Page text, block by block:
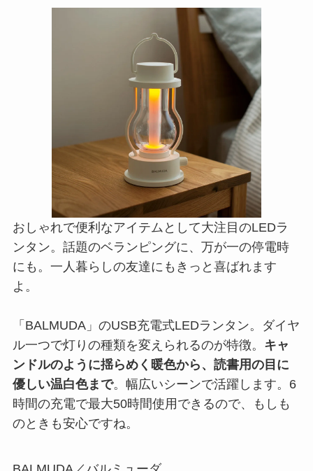
おしゃれで便利なアイテムとして大注目のLEDラ
ンタン。話題のベランピングに、万が一の停電時
にも。一人暮らしの友達にもきっと喜ばれます
よ。
「BALMUDA」のUSB充電式LEDランタン。ダイヤ
ル一つで灯りの種類を変えられるのが特徴。 キャ
ンドルのように揺らめく暖色から、読書用の目に
優しい温白色まで。幅広いシーンで活躍します。6
時間の充電で最大50時間使用できるので、もしも
のときも安心ですね。